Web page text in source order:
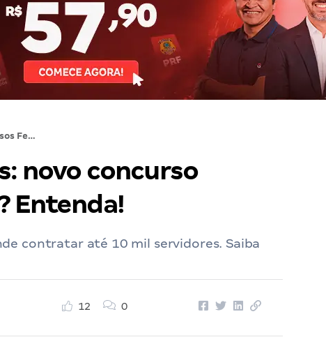
Concursos Federais: novo concurso unificado em 2026? Entenda!
novo concurso
Entenda!
contratar até 10 mil servidores. Saiba
12 0